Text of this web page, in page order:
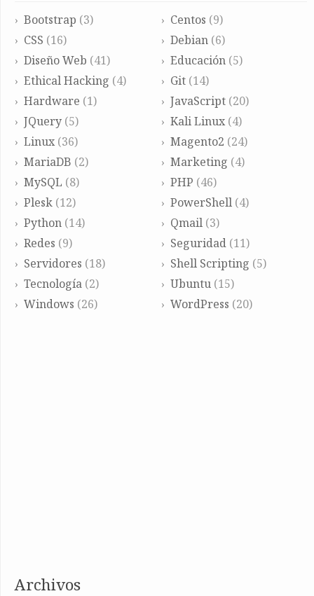
Bootstrap (3) Centos (9)
CSS (16) Debian(6)
Diseño Web (41) Educación(5)
Ethical Hacking (4) Git(14)
Hardware (1) JavaScript(20)
JQuery (5) Kali Linux(4)
Linux (36) Magento2 (24)
MariaDB (2) Marketing (4)
MySQL (8) PHP (46)
Plesk (12) PowerShell(4)
Python (14) Qmail(3)
Redes (9) Seguridad(11)
Servidores (18) Shell Scripting (5)
Tecnología (2) Ubuntu(15)
Windows (26) WordPress (20)
archivos